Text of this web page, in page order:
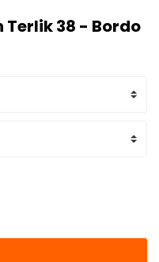
38 - Bordo